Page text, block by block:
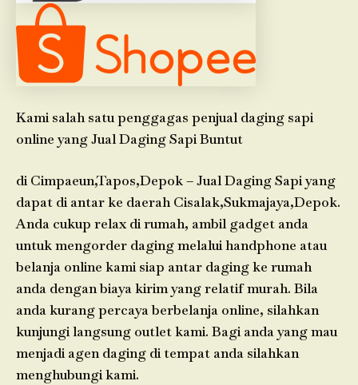
Kami salah satu penggagas penjual daging sapi
online yang Jual Daging Sapi Buntut
di Cimpaeun,Tapos,Depok – Jual Daging Sapi yang
dapat di antar ke daerah Cisalak,Sukmajaya,Depok.
Anda cukup relax di rumah, ambil gadget anda
untuk mengorder daging melalui handphone atau
belanja online kami siap antar daging ke rumah
anda dengan biaya kirim yang relatif murah. Bila
anda kurang percaya berbelanja online, silahkan
kunjungi langsung outlet kami. Bagi anda yang mau
menjadi agen daging di tempat anda silahkan
menghubungi kami.